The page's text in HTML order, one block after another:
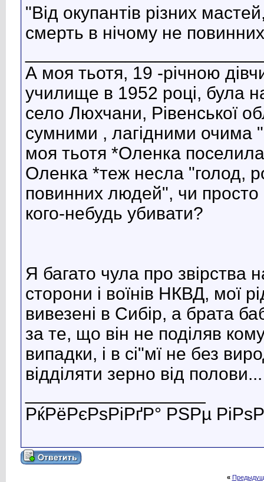
"Від окупантів різних
смерть в нічому не
А моя тьотя, 19 -річною
училище в 1952 році, була
село Люхчани, Рівенської
сумними , лагідними очима
моя тьотя *Оленка
Оленка *теж несла "голод,
повинних людей", чи
кого-небудь убивати?
Я багато чула про звірства
сторони і воїнів НКВД, мої
вивезені в Сибір, а брата
за те, що він не поділяв
випадки, і в сі"мї не без
відділяти зерно від полови...
РќРёРєРѕРіРґР° РЅРµ
«